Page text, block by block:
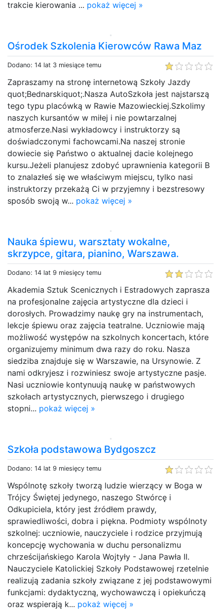
trakcie kierowania ... pokaż więcej »
Ośrodek Szkolenia Kierowców Rawa Maz
Dodano: 14 lat 3 miesiące temu
Zapraszamy na stronę internetową Szkoły Jazdy
quot;Bednarskiquot;.Nasza AutoSzkoła jest najstarszą
tego typu placówką w Rawie Mazowieckiej.Szkolimy
naszych kursantów w miłej i nie powtarzalnej
atmosferze.Nasi wykładowcy i instruktorzy są
doświadczonymi fachowcami.Na naszej stronie
dowiecie się Państwo o aktualnej dacie kolejnego
kursu.Jeżeli planujesz zdobyć uprawnienia kategorii B
to znalazłeś się we właściwym miejscu, tylko nasi
instruktorzy przekażą Ci w przyjemny i bezstresowy
sposób swoją w... pokaż więcej »
Nauka śpiewu, warsztaty wokalne,
skrzypce, gitara, pianino, Warszawa.
Dodano: 14 lat 9 miesięcy temu
Akademia Sztuk Scenicznych i Estradowych zaprasza
na profesjonalne zajęcia artystyczne dla dzieci i
dorosłych. Prowadzimy naukę gry na instrumentach,
lekcje śpiewu oraz zajęcia teatralne. Uczniowie mają
możliwość występów na szkolnych koncertach, które
organizujemy minimum dwa razy do roku. Nasza
siedziba znajduje się w Warszawie, na Ursynowie. Z
nami odkryjesz i rozwiniesz swoje artystyczne pasje.
Nasi uczniowie kontynuują naukę w państwowych
szkołach artystycznych, pierwszego i drugiego
stopni... pokaż więcej »
Szkoła podstawowa Bydgoszcz
Dodano: 14 lat 9 miesięcy temu
Wspólnotę szkoły tworzą ludzie wierzący w Boga w
Trójcy Świętej jedynego, naszego Stwórcę i
Odkupiciela, który jest źródłem prawdy,
sprawiedliwości, dobra i piękna. Podmioty wspólnoty
szkolnej: uczniowie, nauczyciele i rodzice przyjmują
koncepcję wychowania w duchu personalizmu
chrześcijańskiego Karola Wojtyły - Jana Pawła II.
Nauczyciele Katolickiej Szkoły Podstawowej rzetelnie
realizują zadania szkoły związane z jej podstawowymi
funkcjami: dydaktyczną, wychowawczą i opiekuńczą
oraz wspierają k... pokaż więcej »